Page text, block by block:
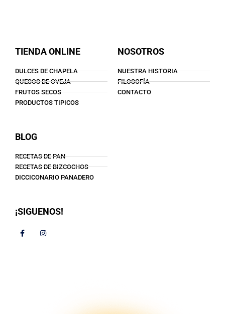
TIENDA ONLINE
DULCES DE CHAPELA
QUESOS DE OVEJA
FRUTOS SECOS
PRODUCTOS TIPICOS
NOSOTROS
NUESTRA HISTORIA
FILOSOFÍA
CONTACTO
BLOG
RECETAS DE PAN
RECETAS DE BIZCOCHOS
DICCICONARIO PANADERO
¡SIGUENOS!